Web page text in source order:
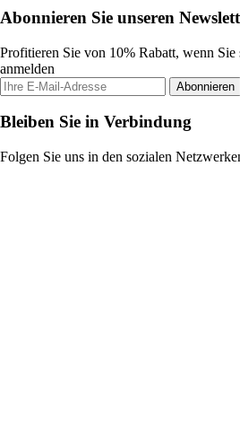
Abonnieren Sie unseren
Profitieren Sie von 10% Rabatt, wenn
anmelden
Abonnieren
Bleiben Sie in Verbindung
Folgen Sie uns in den sozialen